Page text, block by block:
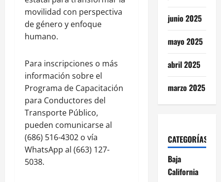
movilidad con perspectiva
de género y enfoque
humano.
Para inscripciones o más
información sobre el
Programa de Capacitación
para Conductores del
Transporte Público,
pueden comunicarse al
(686) 516-4302 o vía
WhatsApp al (663) 127-
5038.
junio 2025
mayo 2025
abril 2025
marzo 2025
CATEGORÍAS
Baja
California